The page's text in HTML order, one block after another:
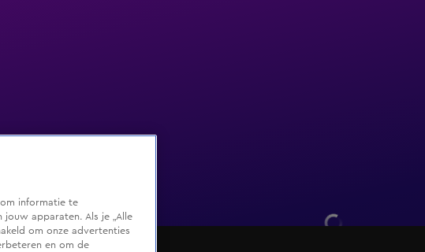
informatie te
apparaten. Als je „Alle
om onze advertenties
en om de